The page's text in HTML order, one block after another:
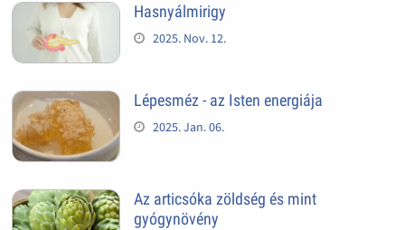
Hasnyálmirigy
2025. Nov. 12.
Lépesméz - az Isten energiája
2025. Jan. 06.
Az articsóka zöldség és mint
gyógynövény